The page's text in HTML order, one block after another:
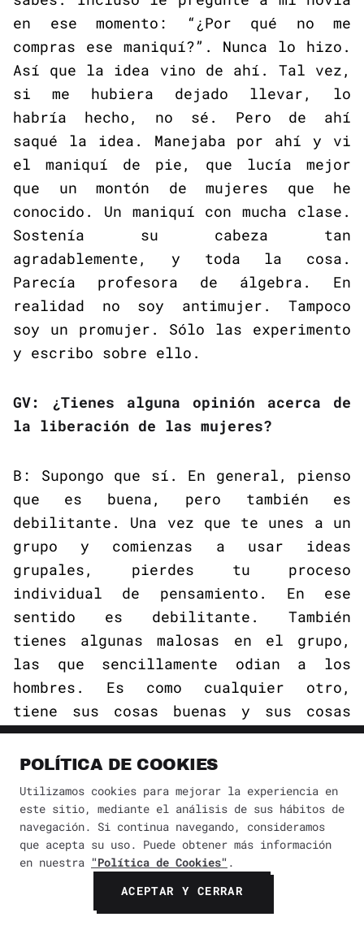
en ese momento: “¿Por qué no me
compras ese maniquí?”. Nunca lo hizo.
Así que la idea vino de ahí. Tal vez,
si me hubiera dejado llevar, lo
habría hecho, no sé. Pero de ahí
saqué la idea. Manejaba por ahí y vi
el maniquí de pie, que lucía mejor
que un montón de mujeres que he
conocido. Un maniquí con mucha clase.
Sostenía su cabeza tan
agradablemente, y toda la cosa.
Parecía profesora de álgebra. En
realidad no soy antimujer. Tampoco
soy un promujer. Sólo las experimento
y escribo sobre ello.
GV: ¿Tienes alguna opinión acerca de
la liberación de las mujeres?
B: Supongo que sí. En general, pienso
que es buena, pero también es
debilitante. Una vez que te unes a un
grupo y comienzas a usar ideas
grupales, pierdes tu proceso
individual de pensamiento. En ese
sentido es debilitante. También
tienes algunas malosas en el grupo,
las que sencillamente odian a los
hombres. Es como cualquier otro,
tiene sus cosas buenas y sus cosas
malas; tiene a sus freaks; ayuda a
algunos y destruye a otros. En
función.
GV: ¿Has leídoFear of Flyingde
Erica Jong?
POLÍTICA DE COOKIES
Utilizamos cookies para mejorar la experiencia en
este sitio, mediante el análisis de sus hábitos de
navegación. Si continua navegando, consideramos
que acepta su uso. Puede obtener más información
en nuestra "Política de Cookies" .
ACEPTAR Y CERRAR